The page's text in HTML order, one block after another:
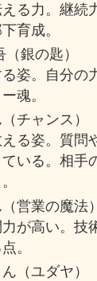
る力。継続
育成。
（銀の匙）
姿。自分の
魂。
（チャンス
る姿。質問
ている。相手
営業の魔法
が高い。技
。
ん（ユダヤ